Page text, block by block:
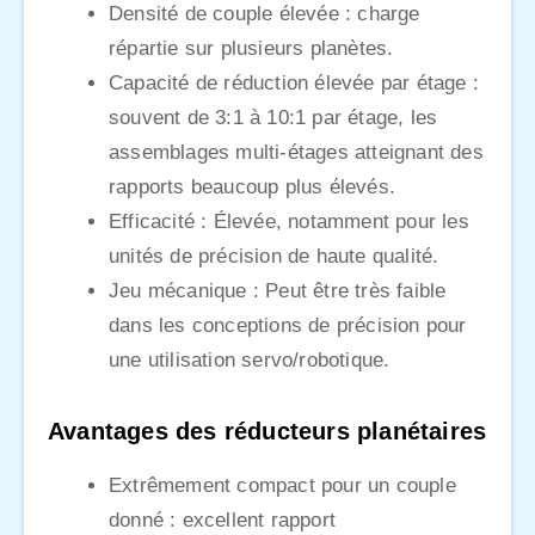
Densité de couple élevée : charge
répartie sur plusieurs planètes.
Capacité de réduction élevée par étage :
souvent de 3:1 à 10:1 par étage, les
assemblages multi-étages atteignant des
rapports beaucoup plus élevés.
Efficacité : Élevée, notamment pour les
unités de précision de haute qualité.
Jeu mécanique : Peut être très faible
dans les conceptions de précision pour
une utilisation servo/robotique.
Avantages des réducteurs planétaires
Extrêmement compact pour un couple
donné : excellent rapport